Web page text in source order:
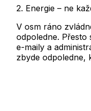
2. Energie – ne
V osm ráno
odpoledne. Přesto
e-maily a
zbyde odpoledne,